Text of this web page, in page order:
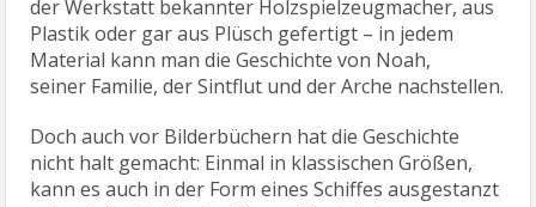
der Werkstatt bekannter Holzspielzeugmacher, aus
Plastik oder gar aus Plüsch gefertigt – in jedem
Material kann man die Geschichte von Noah,
seiner Familie, der Sintflut und der Arche nachstellen.
Doch auch vor Bilderbüchern hat die Geschichte
nicht halt gemacht: Einmal in klassischen Größen,
kann es auch in der Form eines Schiffes ausgestanzt